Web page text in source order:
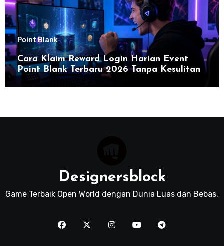
Point Blank
Cara Klaim Reward Login Harian Event
Point Blank Terbaru 2026 Tanpa Kesulitan
Designersblock
Game Terbaik Open World dengan Dunia Luas dan Bebas.